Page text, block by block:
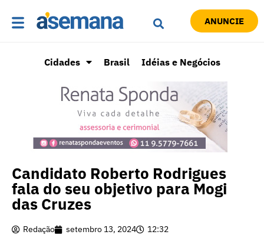
ANUNCIE
Cidades Brasil Idéias e Negócios
Candidato Roberto Rodrigues
fala do seu objetivo para Mogi
das Cruzes
Redação setembro 13, 2024 12:32